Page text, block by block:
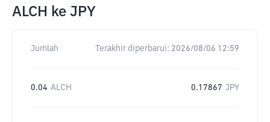
ALCH ke JPY
Jumlah Terakhir diperbarui: 2026/08/06 12:59
0.04 ALCH 0.17867 JPY